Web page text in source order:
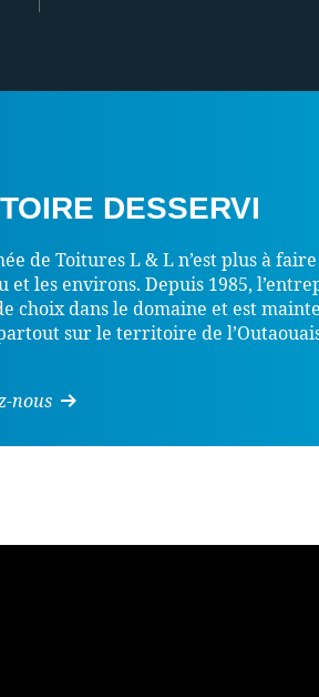
DESSERVI
de Toitures L & L n’est plus à
et les environs. Depuis 1985,
choix dans le domaine et est
sur le territoire de
nous